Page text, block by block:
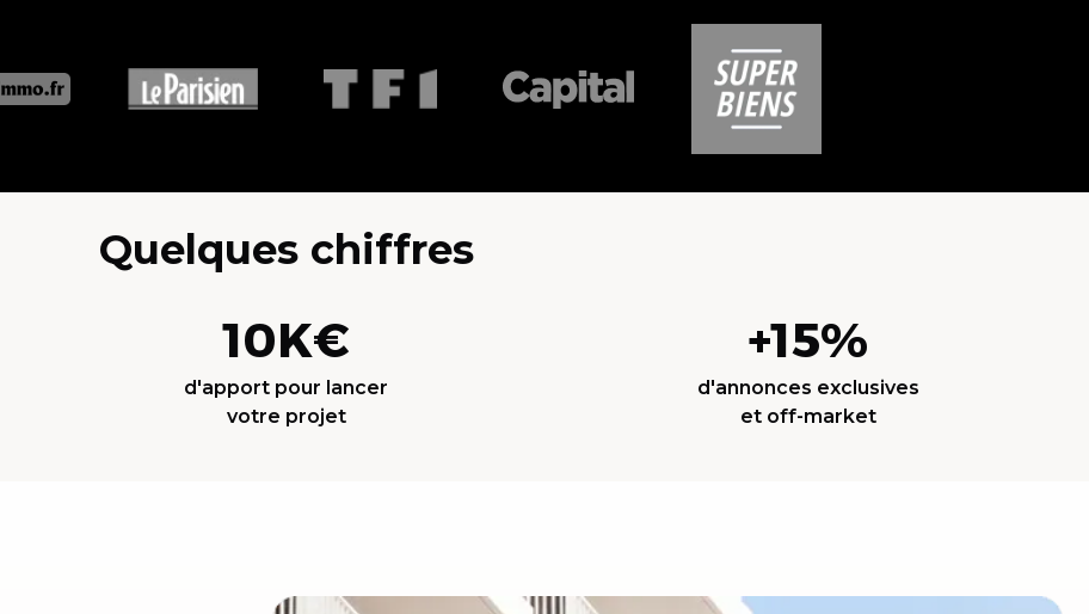
Quelques chiffres
10K€
d'apport pour lancer
votre projet
+15%
d'annonces exclusives
et off-market